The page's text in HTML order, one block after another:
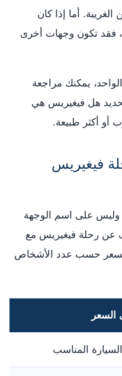
الغريبة. أما إذا كان
فقد تكون وجهات أخرى
يمكنك مراجعة
هل فيغيريس هي
أو أكثر طبيعة.
فيغيريس
وليس على اسم الوجهة
عن رحلة فيغيريس مع
السعر حسب عدد الأشخاص
السعر
المناسب